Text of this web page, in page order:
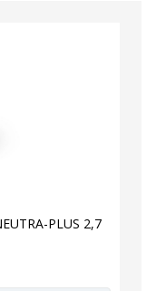
PLUS 2,7